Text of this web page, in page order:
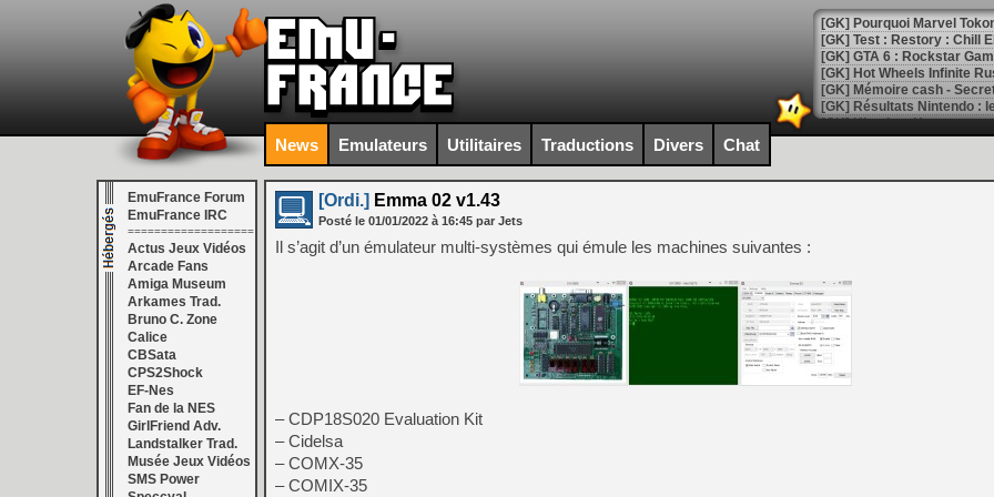
[GK] Test : Restory : Chill
[GK] GTA 6 : Rockstar
[GK] Hot Wheels Infinite
[GK] Mémoire cash -
[GK] Résultats Nintendo :
[GK] Déjà des
[Mo5] Brickboy cherche à
[GK] Minecraft et ses «
[GK] Beast of
[GK] Ubisoft : fin de partie
[GK] Mémoire cash -
[GK] Dan Houser (GTA)
[GK] Comment EA Sports
[GK] Crimson Moon : un
[GK] Isle of Reveries : le
[GK] Moonlighter 2 : The
[GK] Capcom relance
[Mo5] Deux inédits du
[GK] Le beat'em up The
[GK] Endless Legend 2 :
News Emulateurs Utilitaires Traductions Divers Chat
EmuFrance Forum
EmuFrance IRC
===================
Actus Jeux Vidéos
Arcade Fans
Amiga Museum
Arkames Trad.
Bruno C. Zone
Calice
CBSata
CPS2Shock
EF-Nes
Fan de la NES
GirlFriend Adv.
Landstalker Trad.
Musée Jeux Vidéos
SMS Power
[Ordi.] Emma 02 v1.43
Posté le 01/01/2022 à 16:45 par Jets
Il s’agit d’un émulateur multi-systèmes qui émule les machines suivantes :
– CDP18S020 Evaluation Kit
– Cidelsa
– COMX-35
– COMIX-35